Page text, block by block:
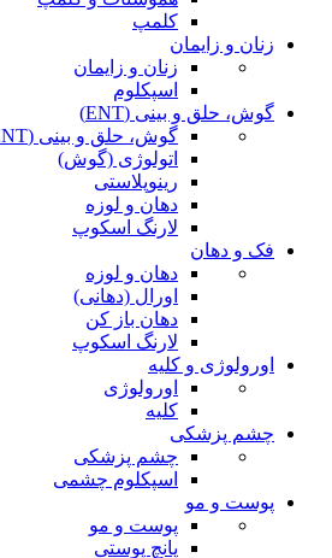
کلمپ
زنان و زایمان
زنان و زایمان
اسپکلوم
گوش، حلق و بینی (ENT)
گوش، حلق و بینی (ENT)
اتولوژی (گوش)
رینوپلاستی
دهان و لوزه
لارنگ اسکوپ
فک و دهان
دهان و لوزه
اورال (دهانی)
دهان باز کن
لارنگ اسکوپ
اورولوژی و کلیه
اورولوژی
کلیه
چشم پزشکی
چشم پزشکی
اسپکلوم چشمی
پوست و مو
پوست و مو
پانچ پوستی